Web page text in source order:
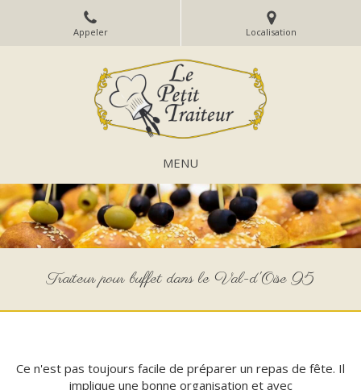
Appeler Localisation
MENU
Traiteur pour buffet dans le Val-d'Oise 95
Ce n'est pas toujours facile de préparer un repas de fête. Il
implique une bonne organisation et avec